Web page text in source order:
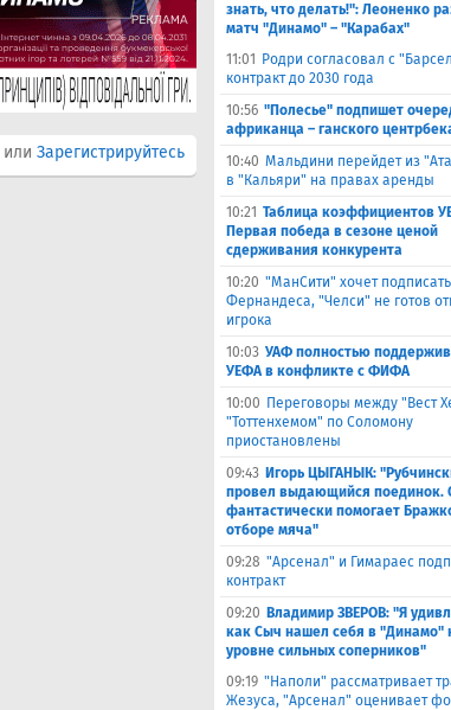
или Зарегистрируйтесь
знать, что делать!": Леоненко
матч "Динамо" – "Карабах"
11:01
Родри согласовал с
контракт до 2030 года
10:56 "Полесье" подпишет
африканца – ганского
10:40 Мальдини перейдет из
в "Кальяри" на правах аренды
10:21 Таблица коэффициентов
Первая победа в сезоне ценой
сдерживания конкурента
10:20 "МанСити" хочет
Фернандеса, "Челси" не готов
игрока
10:03 УАФ полностью
УЕФА в конфликте с ФИФА
10:00 Переговоры между "Вест
"Тоттенхемом" по Соломону
приостановлены
09:43 Игорь ЦЫГАНЫК:
провел выдающийся поединок.
фантастически помогает
отборе мяча"
09:28 ​"Арсенал" и Гимараес
контракт
09:20 Владимир ЗВЕРОВ: "Я
как Сыч нашел себя в "Динамо"
уровне сильных соперников"
09:19 "Наполи" рассматривает
Жезуса, "Арсенал" оценивает